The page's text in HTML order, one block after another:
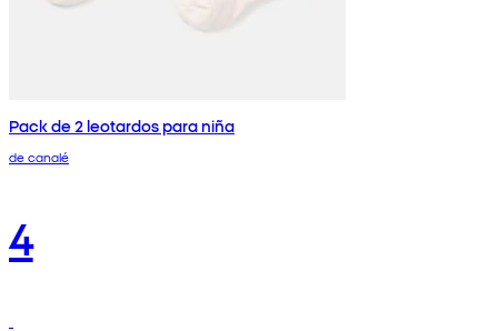
Pack de 2 leotardos para niña
de canalé
4